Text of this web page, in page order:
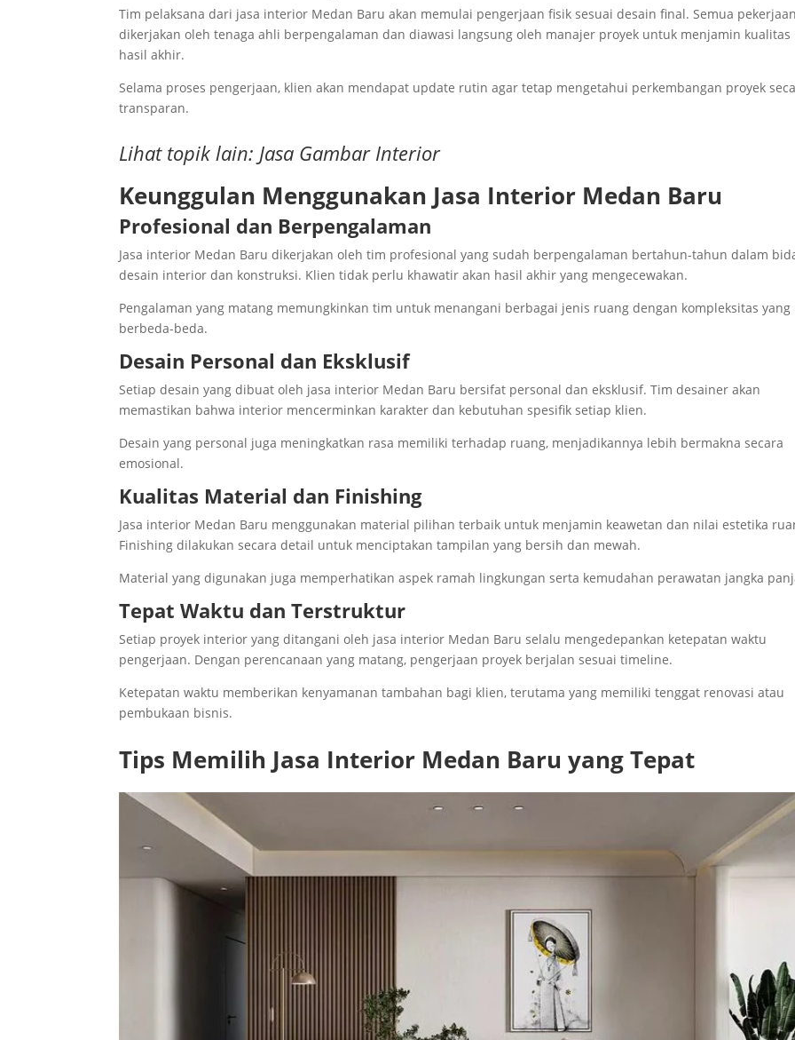
Tim pelaksana dari jasa interior Medan Baru akan memulai pengerjaan fisik sesuai desain final. Semua
dikerjakan oleh tenaga ahli berpengalaman dan diawasi langsung oleh manajer proyek untuk menjamin kualitas
hasil akhir.
Selama proses pengerjaan, klien akan mendapat update rutin agar tetap mengetahui perkembangan proyek
transparan.
Lihat topik lain: Jasa Gambar Interior
Keunggulan Menggunakan Jasa Interior Medan Baru
Profesional dan Berpengalaman
Jasa interior Medan Baru dikerjakan oleh tim profesional yang sudah berpengalaman bertahun-tahun dalam
desain interior dan konstruksi. Klien tidak perlu khawatir akan hasil akhir yang mengecewakan.
Pengalaman yang matang memungkinkan tim untuk menangani berbagai jenis ruang dengan kompleksitas yang
berbeda-beda.
Desain Personal dan Eksklusif
Setiap desain yang dibuat oleh jasa interior Medan Baru bersifat personal dan eksklusif. Tim desainer akan
memastikan bahwa interior mencerminkan karakter dan kebutuhan spesifik setiap klien.
Desain yang personal juga meningkatkan rasa memiliki terhadap ruang, menjadikannya lebih bermakna secara
emosional.
Kualitas Material dan Finishing
Jasa interior Medan Baru menggunakan material pilihan terbaik untuk menjamin keawetan dan nilai estetika
Finishing dilakukan secara detail untuk menciptakan tampilan yang bersih dan mewah.
Material yang digunakan juga memperhatikan aspek ramah lingkungan serta kemudahan perawatan jangka
Tepat Waktu dan Terstruktur
Setiap proyek interior yang ditangani oleh jasa interior Medan Baru selalu mengedepankan ketepatan waktu
pengerjaan. Dengan perencanaan yang matang, pengerjaan proyek berjalan sesuai timeline.
Ketepatan waktu memberikan kenyamanan tambahan bagi klien, terutama yang memiliki tenggat renovasi atau
pembukaan bisnis.
Tips Memilih Jasa Interior Medan Baru yang Tepat